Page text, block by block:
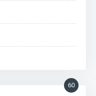
60